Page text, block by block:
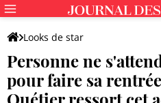
Looks de star
Personne ne
pour faire sa